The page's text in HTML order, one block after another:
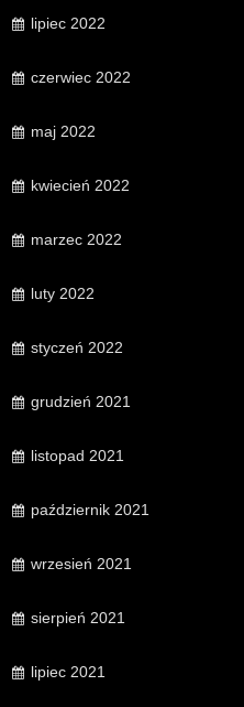
lipiec 2022
czerwiec 2022
maj 2022
kwiecień 2022
marzec 2022
luty 2022
styczeń 2022
grudzień 2021
listopad 2021
październik 2021
wrzesień 2021
sierpień 2021
lipiec 2021